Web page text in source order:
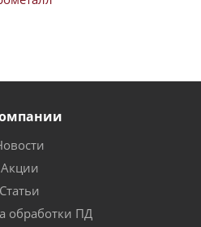
Акции
Статьи
обработки ПД